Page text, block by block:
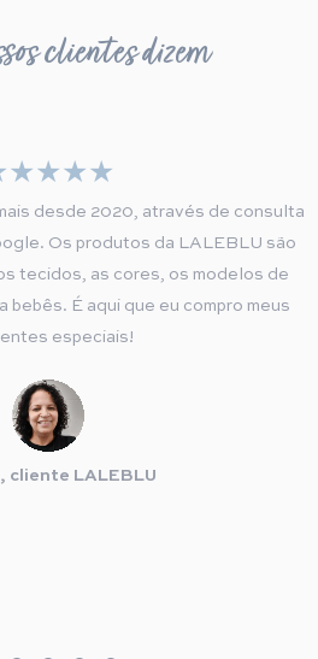
clientes dizem
desde 2020, através de consulta
Os produtos da LALEBLU são
tecidos, as cores, os modelos de
bebês. É aqui que eu compro meus
especiais!
cliente LALEBLU